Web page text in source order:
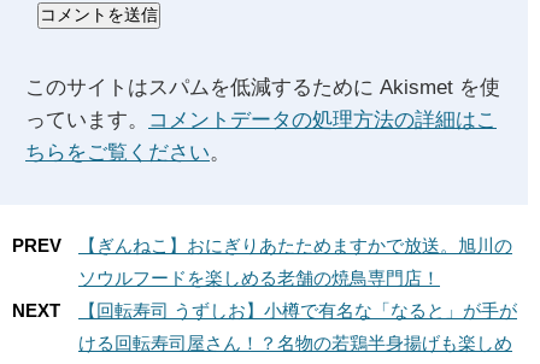
このサイトはスパムを低減するために Akismet を使
っています。
コメントデータの処理方法の詳細はこ
ちらをご覧ください。
PREV
【ぎんねこ】おにぎりあたためますかで放送。旭川の
ソウルフードを楽しめる老舗の焼鳥専門店！
NEXT
【回転寿司 うずしお】小樽で有名な「なると」が手が
ける回転寿司屋さん！？名物の若鶏半身揚げも楽しめ